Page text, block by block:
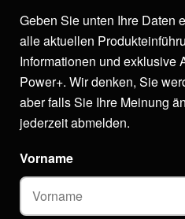
Geben Sie unten Ihre Daten
alle aktuellen
Informationen und exklusive
Power+. Wir denken, Sie
aber falls Sie Ihre Meinung
jederzeit abmelden.
Vorname